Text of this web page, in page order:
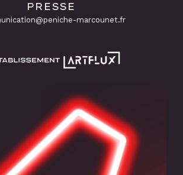
PRESSE
marcounet.fr